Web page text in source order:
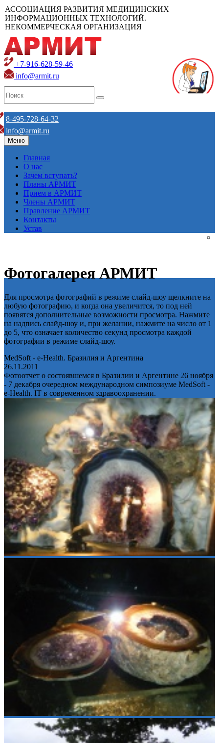
АССОЦИАЦИЯ РАЗВИТИЯ МЕДИЦИНСКИХ
ИНФОРМАЦИОННЫХ ТЕХНОЛОГИЙ.
НЕКОММЕРЧЕСКАЯ ОРГАНИЗАЦИЯ
+7-916-628-59-46
info@armit.ru
8-495-728-64-32
info@armit.ru
Меню
Главная
О нас
Зачем вступать?
Планы АРМИТ
Прием в АРМИТ
Члены АРМИТ
Правление АРМИТ
Контакты
Устав
Фотогалерея АРМИТ
Для просмотра фотографий в режиме слайд-шоу щелкните на
любую фотографию, и когда она увеличится, то под ней
появятся дополнительные возможности просмотра. Нажмите
на надпись слайд-шоу и, при желании, нажмите на число от 1
до 5, что означает количество секунд просмотра каждой
фотографии в режиме слайд-шоу.
MedSoft - e-Health. Бразилия и Аргентина
26.11.2011
Фотоотчет о состоявшемся в Бразилии и Аргентине 26 ноября
- 7 декабря очередном международном симпозиуме MedSoft -
e-Health. IT в современном здравоохранении.